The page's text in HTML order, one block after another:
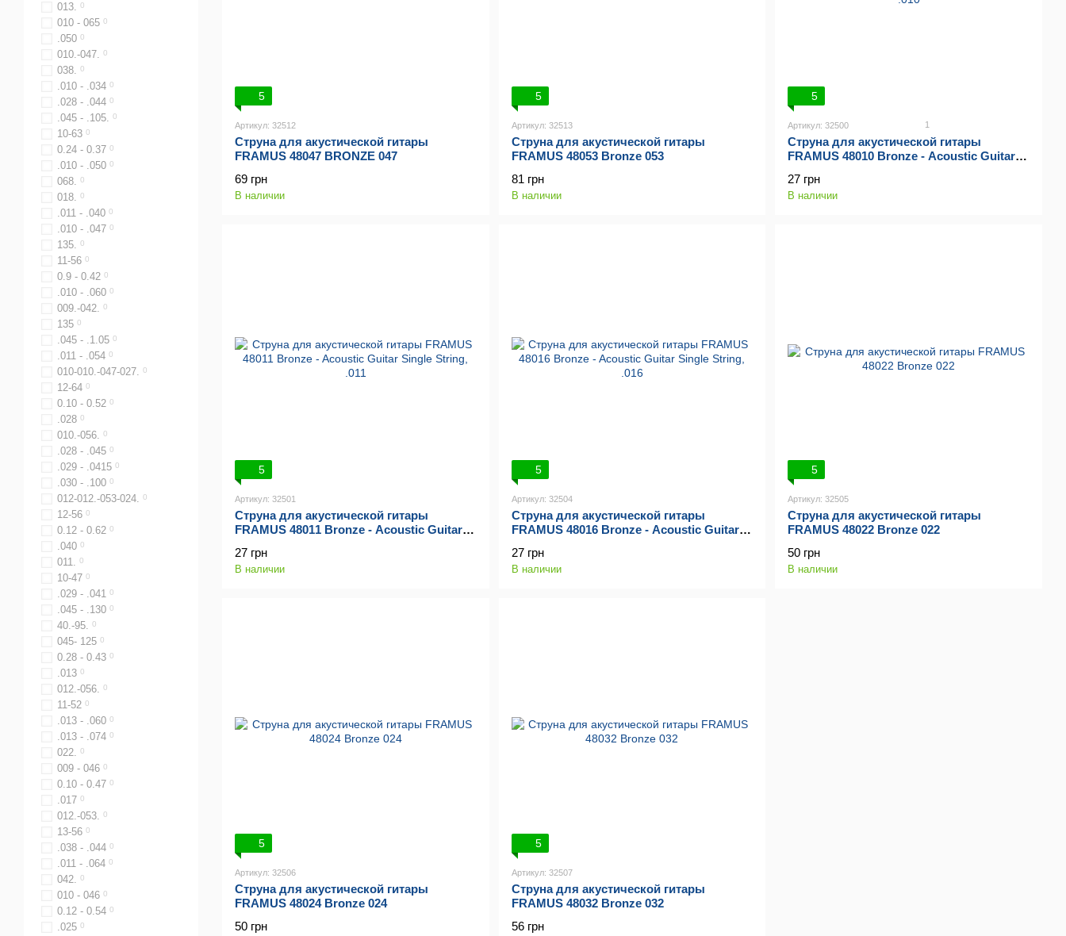
5
Артикул: 32512
Струна для акустической гитары
FRAMUS 48047 BRONZE 047
69 грн
В наличии
5
Артикул: 32513
Струна для акустической гитары
FRAMUS 48053 Bronze 053
81 грн
В наличии
5
Артикул: 32500 1
Струна для акустической гитары
FRAMUS 48010 Bronze - Acoustic Guitar
27 грн
В наличии
5
Артикул: 32501
Струна для акустической гитары
FRAMUS 48011 Bronze - Acoustic Guitar
27 грн
В наличии
5
Артикул: 32504
Струна для акустической гитары
FRAMUS 48016 Bronze - Acoustic Guitar
27 грн
В наличии
5
Артикул: 32505
Струна для акустической гитары
FRAMUS 48022 Bronze 022
50 грн
В наличии
5
Артикул: 32506
Струна для акустической гитары
FRAMUS 48024 Bronze 024
50 грн
5
Артикул: 32507
Струна для акустической гитары
FRAMUS 48032 Bronze 032
56 грн
013. 0
010 - 065 0
.050 0
010.-047. 0
038. 0
.010 - .034 0
.028 - .044 0
.045 - .105. 0
10-63 0
0.24 - 0.37 0
.010 - .050 0
068. 0
018. 0
.011 - .040 0
.010 - .047 0
135. 0
11-56 0
0.9 - 0.42 0
.010 - .060 0
009.-042. 0
135 0
.045 - .1.05 0
.011 - .054 0
010-010.-047-027. 0
12-64 0
0.10 - 0.52 0
.028 0
010.-056. 0
.028 - .045 0
.029 - .0415 0
.030 - .100 0
012-012.-053-024. 0
12-56 0
0.12 - 0.62 0
.040 0
011. 0
10-47 0
.029 - .041 0
.045 - .130 0
40.-95. 0
045- 125 0
0.28 - 0.43 0
.013 0
012.-056. 0
11-52 0
.013 - .060 0
.013 - .074 0
022. 0
009 - 046 0
0.10 - 0.47 0
.017 0
012.-053. 0
13-56 0
.038 - .044 0
.011 - .064 0
042. 0
010 - 046 0
0.12 - 0.54 0
.025 0